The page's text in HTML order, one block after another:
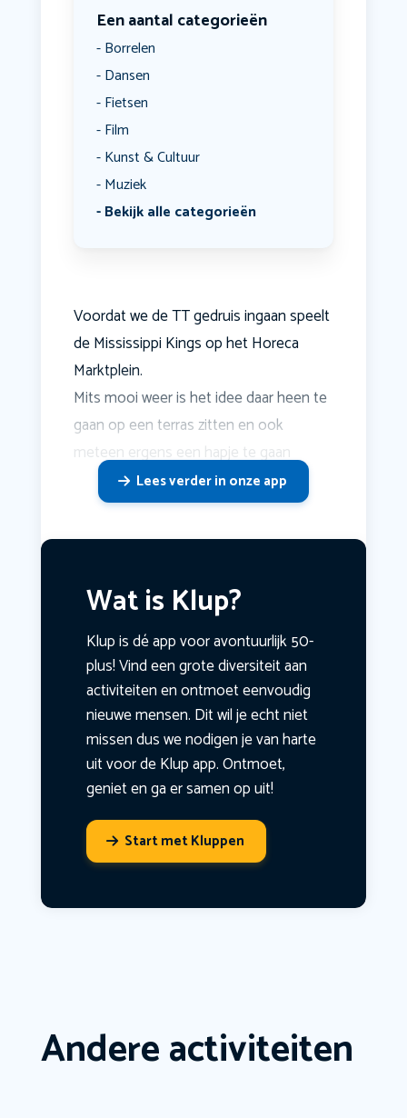
Een aantal categorieën
Borrelen
Dansen
Fietsen
Film
Kunst & Cultuur
Muziek
Bekijk alle categorieën
Voordat we de TT gedruis ingaan speelt
de Mississippi Kings op het Horeca
Marktplein.
Mits mooi weer is het idee daar heen te
gaan op een terras zitten en ook
meteen ergens een hapje te gaan
Lees verder in onze app
Wat is Klup?
Klup is dé app voor avontuurlijk 50-
plus! Vind een grote diversiteit aan
activiteiten en ontmoet eenvoudig
nieuwe mensen. Dit wil je echt niet
missen dus we nodigen je van harte
uit voor de Klup app. Ontmoet,
geniet en ga er samen op uit!
Start met Kluppen
Andere activiteiten